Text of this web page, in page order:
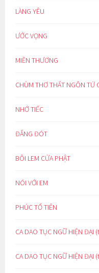
LÀNG YÊU
ƯỚC VỌNG
MIỀN THƯƠNG
CHÙM THƠ THẤT NGÔN TỨ
NHỚ TIẾC
ĐẮNG ĐÓT
BÔI LEM CỬA PHẬT
NÓI VỚI EM
PHÚC TỔ TIÊN
CA DAO TỤC NGỮ HIỆN ĐẠI
CA DAO TỤC NGỮ HIỆN ĐẠI